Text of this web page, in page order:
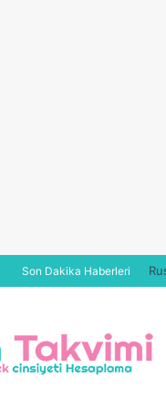
Son Dakika Haberleri